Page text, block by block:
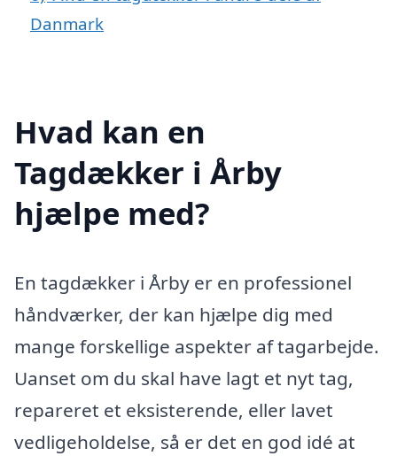
Danmark
Hvad kan en
Tagdækker i Årby
hjælpe med?
En tagdækker i Årby er en professionel
håndværker, der kan hjælpe dig med
mange forskellige aspekter af tagarbejde.
Uanset om du skal have lagt et nyt tag,
repareret et eksisterende, eller lavet
vedligeholdelse, så er det en god idé at